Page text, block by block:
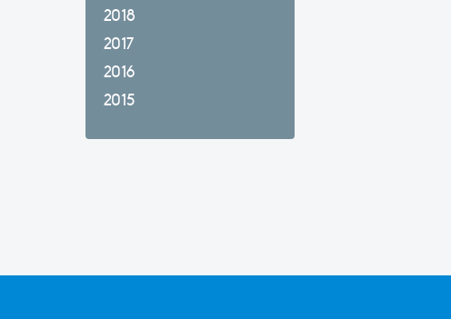
2018
2017
2016
2015